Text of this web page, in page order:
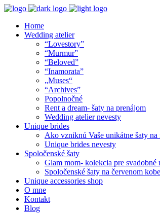
Home
Wedding atelier
“Lovestory”
“Murmur”
“Beloved”
“Inamorata”
„Muses“
“Archives”
Popolnočné
Rent a dream- šaty na prenájom
Wedding atelier nevesty
Unique brides
Ako vzniknú Vaše unikátne šaty na
Unique brides nevesty
Spoločenské šaty
Glam mom- kolekcia pre svadobné
Spoločenské šaty na červenom
Unique accessories shop
O mne
Kontakt
Blog